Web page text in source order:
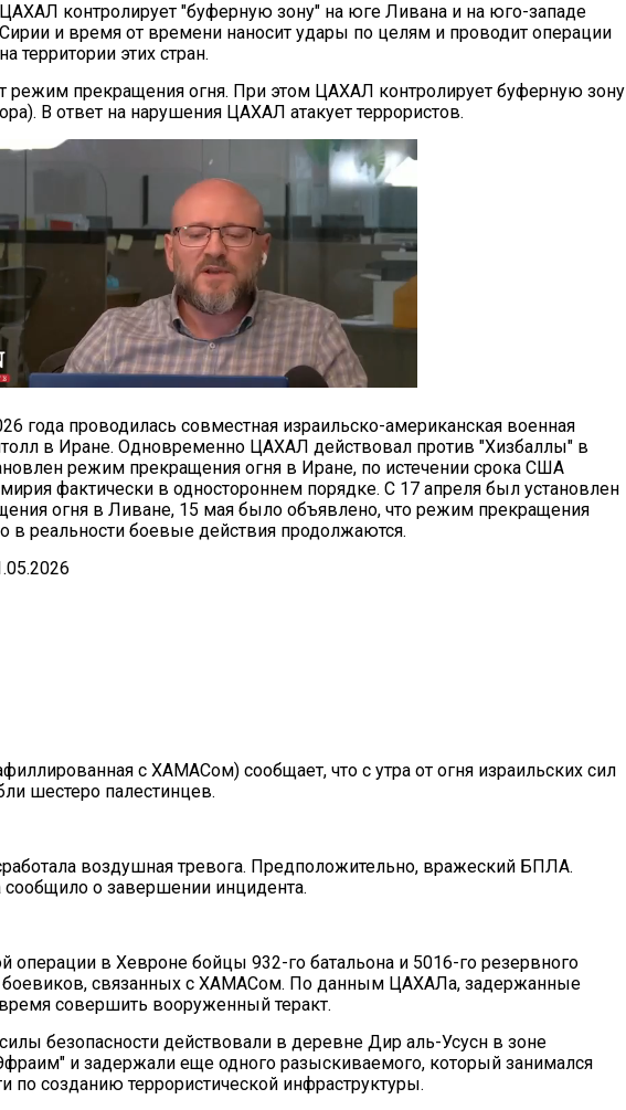
ЦАХАЛ контролирует "буферную зону" на юге Ливана и на юго-западе
Сирии и время от времени наносит удары по целям и проводит операции
на территории этих стран.
режим прекращения огня. При этом ЦАХАЛ контролирует буферную зону
В ответ на нарушения ЦАХАЛ атакует террористов.
года проводилась совместная израильско-американская военная
в Иране. Одновременно ЦАХАЛ действовал против "Хизбаллы" в
режим прекращения огня в Иране, по истечении срока США
фактически в одностороннем порядке. С 17 апреля был установлен
огня в Ливане, 15 мая было объявлено, что режим прекращения
в реальности боевые действия продолжаются.
с ХАМАСом) сообщает, что с утра от огня израильских сил
шестеро палестинцев.
воздушная тревога. Предположительно, вражеский БПЛА.
о завершении инцидента.
операции в Хевроне бойцы 932-го батальона и 5016-го резервного
боевиков, связанных с ХАМАСом. По данным ЦАХАЛа, задержанные
совершить вооруженный теракт.
безопасности действовали в деревне Дир аль-Усусн в зоне
и задержали еще одного разыскиваемого, который занимался
по созданию террористической инфраструктуры.